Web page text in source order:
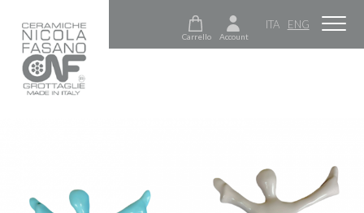
Carrello Account
ITA ENG